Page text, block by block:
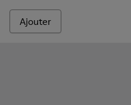
Ajouter